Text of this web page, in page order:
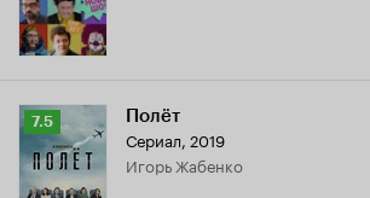
Рейтинг
Кинопоиска
7.5
7.5 Полёт
Сериал, 2019
Игорь Жабенко